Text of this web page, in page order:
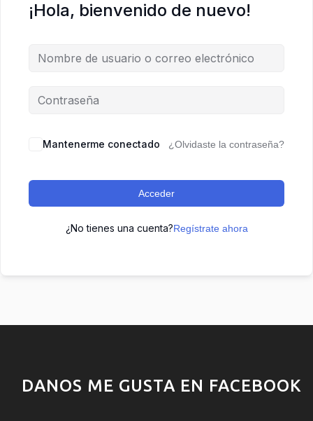
¡Hola, bienvenido de nuevo!
Mantenerme conectado ¿Olvidaste la contraseña?
Acceder
¿No tienes una cuenta?Regístrate ahora
DANOS ME GUSTA EN FACEBOOK